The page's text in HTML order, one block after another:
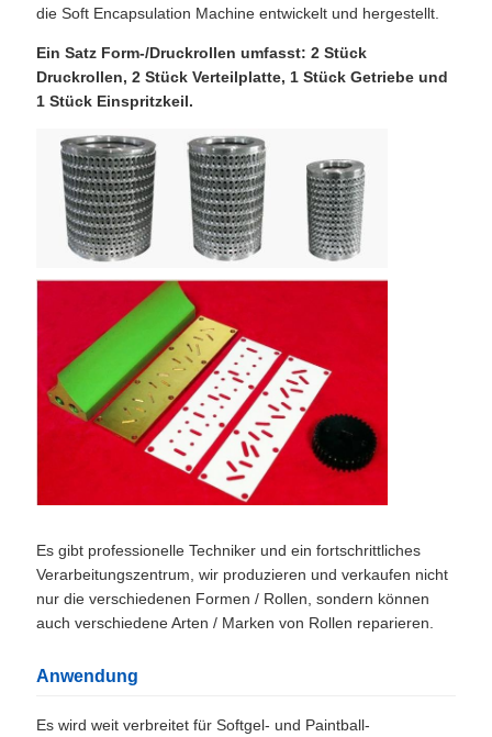
die Soft Encapsulation Machine entwickelt und hergestellt.
Ein Satz Form-/Druckrollen umfasst: 2 Stück
Druckrollen, 2 Stück Verteilplatte, 1 Stück Getriebe und
1 Stück Einspritzkeil.
Es gibt professionelle Techniker und ein fortschrittliches
Verarbeitungszentrum, wir produzieren und verkaufen nicht
nur die verschiedenen Formen / Rollen, sondern können
auch verschiedene Arten / Marken von Rollen reparieren.
Anwendung
Es wird weit verbreitet für Softgel- und Paintball-